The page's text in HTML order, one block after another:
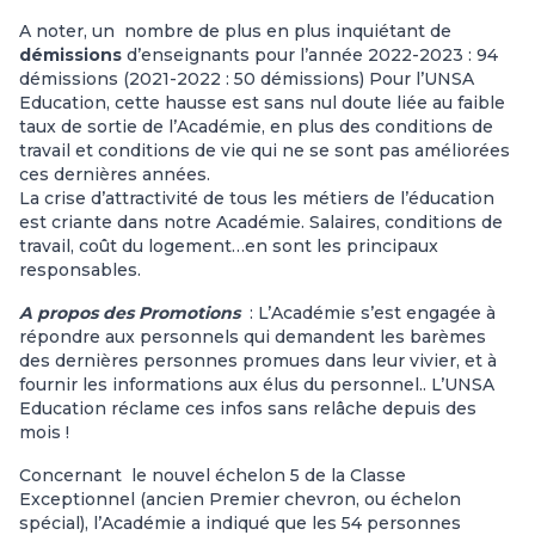
A noter, un nombre de plus en plus inquiétant de
démissions d’enseignants pour l’année 2022-2023 : 94
démissions (2021-2022 : 50 démissions) Pour l’UNSA
Education, cette hausse est sans nul doute liée au faible
taux de sortie de l’Académie, en plus des conditions de
travail et conditions de vie qui ne se sont pas améliorées
ces dernières années.
La crise d’attractivité de tous les métiers de l’éducation
est criante dans notre Académie. Salaires, conditions de
travail, coût du logement…en sont les principaux
responsables.
A propos des Promotions: L’Académie s’est engagée à
répondre aux personnels qui demandent les barèmes
des dernières personnes promues dans leur vivier, et à
fournir les informations aux élus du personnel.. L’UNSA
Education réclame ces infos sans relâche depuis des
mois !
Concernant le nouvel échelon 5 de la Classe
Exceptionnel (ancien Premier chevron, ou échelon
spécial), l’Académie a indiqué que les 54 personnes